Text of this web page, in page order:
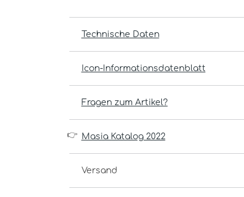
Technische Daten
Icon-Informationsdatenblatt
Fragen zum Artikel?
👉 Masia Katalog 2022
Versand